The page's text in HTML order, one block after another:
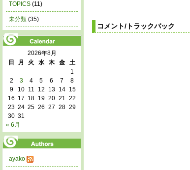
コメント/トラックバック
TOPICS (11)
未分類 (35)
2026年8月
日
月 火 水 木 金
土
1
2
3 4 5 6 7
8
9
10 11 12 13 14
15
16 17 18 19 20 21 22
23 24 25 26 27 28 29
30 31
« 6月
ayako